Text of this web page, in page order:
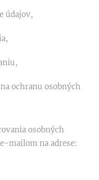
údajov,
ochranu osobných
osobných
mailom na adrese: